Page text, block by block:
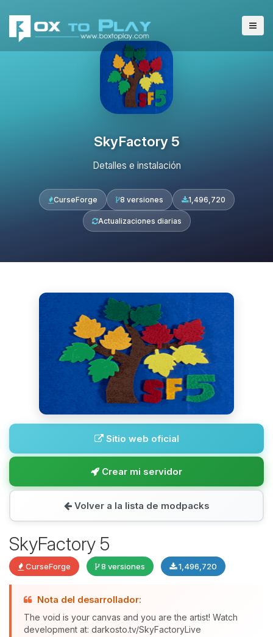
SkyFactory 5
Detalles e instalación
CurseForge 8 versiones 1,496,720
Actualizaciones diarias
Sitio web oficial
Crear mi servidor
Volver a la lista de modpacks
SkyFactory 5
CurseForge 8 versiones 1,496,720
Nota del desarrollador:
The void is your canvas and you are the artist! Watch
development at: darkosto.tv/SkyFactoryLive